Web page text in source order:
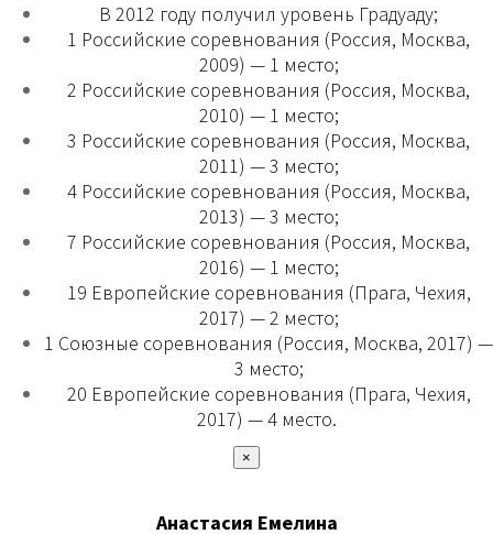
В 2012 году получил уровень Градуаду;
1 Российские соревнования (Россия, Москва,
2009) — 1 место;
2 Российские соревнования (Россия, Москва,
2010) — 1 место;
3 Российские соревнования (Россия, Москва,
2011) — 3 место;
4 Российские соревнования (Россия, Москва,
2013) — 3 место;
7 Российские соревнования (Россия, Москва,
2016) — 1 место;
19 Европейские соревнования (Прага, Чехия,
2017) — 2 место;
1 Союзные соревнования (Россия, Москва, 2017) —
3 место;
20 Европейские соревнования (Прага, Чехия,
2017) — 4 место.
×
Анастасия Емелина